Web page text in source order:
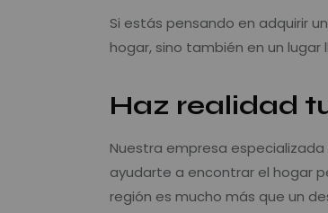
Si estás pensando en adquirir
hogar, sino también en un
Haz realidad
Nuestra empresa
ayudarte a encontrar el hogar
región es mucho más que un